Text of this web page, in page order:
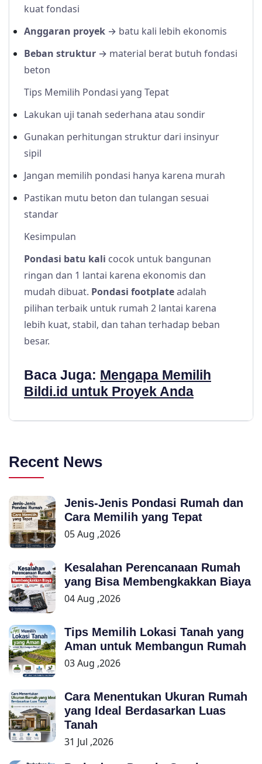
kuat fondasi
Anggaran proyek → batu kali lebih ekonomis
Beban struktur → material berat butuh fondasi
beton
Tips Memilih Pondasi yang Tepat
Lakukan uji tanah sederhana atau sondir
Gunakan perhitungan struktur dari insinyur
sipil
Jangan memilih pondasi hanya karena murah
Pastikan mutu beton dan tulangan sesuai
standar
Kesimpulan
Pondasi batu kali cocok untuk bangunan
ringan dan 1 lantai karena ekonomis dan
mudah dibuat. Pondasi footplateadalah
pilihan terbaik untuk rumah 2 lantai karena
lebih kuat, stabil, dan tahan terhadap beban
besar.
Baca Juga: Mengapa Memilih
Bildi.id untuk Proyek Anda
Recent News
Jenis-Jenis Pondasi Rumah dan
Cara Memilih yang Tepat
05 Aug ,2026
Kesalahan Perencanaan Rumah
yang Bisa Membengkakkan Biaya
04 Aug ,2026
Tips Memilih Lokasi Tanah yang
Aman untuk Membangun Rumah
03 Aug ,2026
Cara Menentukan Ukuran Rumah
yang Ideal Berdasarkan Luas
Tanah
31 Jul ,2026